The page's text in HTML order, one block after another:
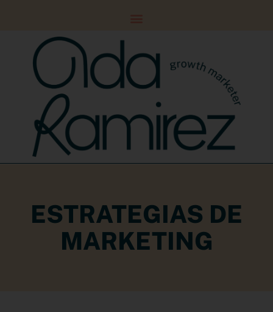
ESTRATEGIAS DE
MARKETING